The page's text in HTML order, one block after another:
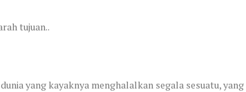
tujuan..
yang kayaknya menghalalkan segala sesuatu, yang